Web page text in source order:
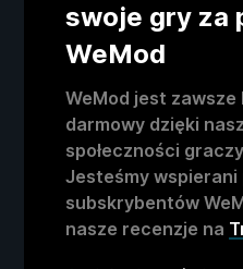
swoje gry za
WeMod
WeMod jest zawsze
darmowy dzięki
społeczności
Jesteśmy wspierani
subskrybentów
nasze recenzje na